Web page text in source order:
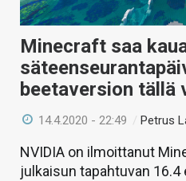
Minecraft saa
beetaversion tällä
14.4.2020 - 22:49 / Petrus
NVIDIA on ilmoittanut
julkaisun tapahtuvan 16.4